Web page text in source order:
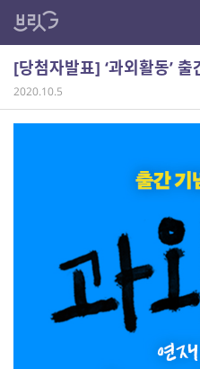
[당첨자발표] ‘과외활동’
2020.10.5